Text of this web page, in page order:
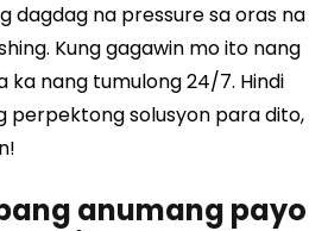
dagdag na pressure sa oras na
Kung gagawin mo ito nang
ka nang tumulong 24/7. Hindi
perpektong solusyon para dito,
anumang payo